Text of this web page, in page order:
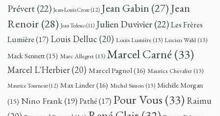
Prévert(22) Jean-Louis Croze (12) Jean Gabin (27) Jean
Renoir (28) Jean Tedesco(11) Julien Duvivier(22)Les Frères
Lumière(17) Louis Delluc (20) Louis Lumière (13) Lucien Wahl (13)
Mack Sennett(15) Marc Allegret (13) Marcel Carné (33)
Marcel L'Herbier(20) Marcel Pagnol(16) Maurice Chevalier (13)
Maurice Tourneur(12) Max Linder(16) Michel Simon (13) Michèle Morgan
(15) Nino Frank(19) Pathé(17) Pour Vous (33) Raimu